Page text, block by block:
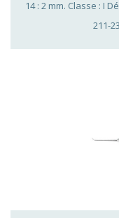
14 : 2 mm. Classe : I
211-